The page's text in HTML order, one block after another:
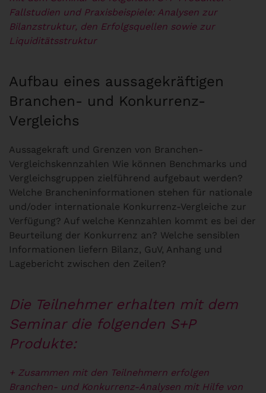
Fallstudien und Praxisbeispiele: Analysen zur
Bilanzstruktur, den Erfolgsquellen sowie zur
Liquiditätsstruktur
Aufbau eines aussagekräftigen
Branchen- und Konkurrenz-
Vergleichs
Aussagekraft und Grenzen von Branchen-
Vergleichskennzahlen Wie können Benchmarks und
Vergleichsgruppen zielführend aufgebaut werden?
Welche Brancheninformationen stehen für nationale
und/oder internationale Konkurrenz-Vergleiche zur
Verfügung? Auf welche Kennzahlen kommt es bei der
Beurteilung der Konkurrenz an? Welche sensiblen
Informationen liefern Bilanz, GuV, Anhang und
Lagebericht zwischen den Zeilen?
Die Teilnehmer erhalten mit dem
Seminar die folgenden S+P
Produkte:
+ Zusammen mit den Teilnehmern erfolgen
Branchen- und Konkurrenz-Analysen mit Hilfe von